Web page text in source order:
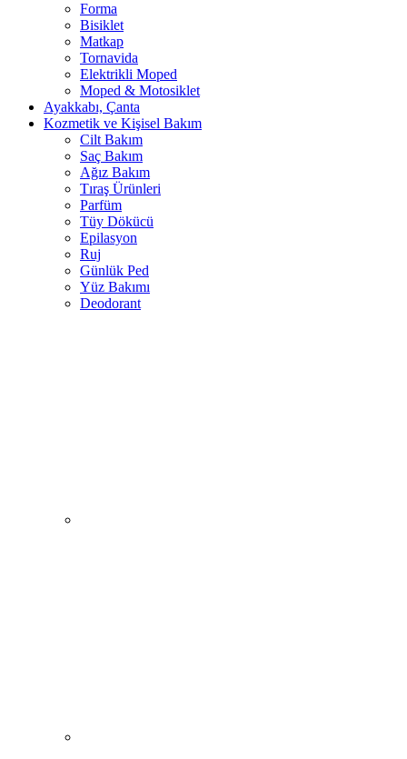
Forma
Bisiklet
Matkap
Tornavida
Elektrikli Moped
Moped & Motosiklet
Ayakkabı, Çanta
Kozmetik ve Kişisel Bakım
Cilt Bakım
Saç Bakım
Ağız Bakım
Tıraş Ürünleri
Parfüm
Tüy Dökücü
Epilasyon
Ruj
Günlük Ped
Yüz Bakımı
Deodorant